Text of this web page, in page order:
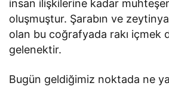
insan ilişkilerine kadar
oluşmuştur. Şarabın ve
olan bu coğrafyada rakı içmek
gelenektir.
Bugün geldiğimiz noktada ne